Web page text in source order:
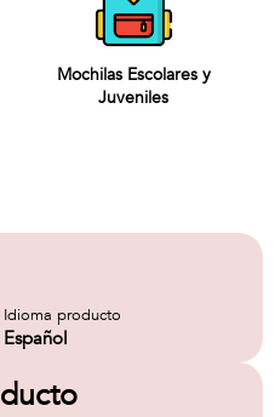
Mochilas Escolares y
Juveniles
Idioma producto
Español